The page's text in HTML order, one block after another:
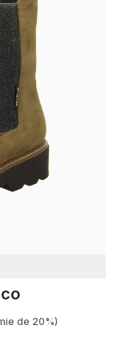
de 20%)